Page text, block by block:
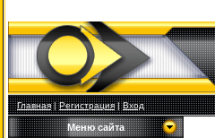
Главная|Регистрация|Вход
Меню сайта